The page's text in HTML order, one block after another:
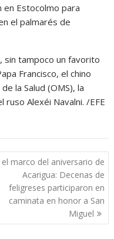
en Estocolmo para
el palmarés de
sin tampoco un favorito
Francisco, el chino
la Salud (OMS), la
ruso Alexéi Navalni. /EFE
el marco del aniversario de
Acarigua: Decenas de
feligreses participaron en
caminata en honor a San
Miguel